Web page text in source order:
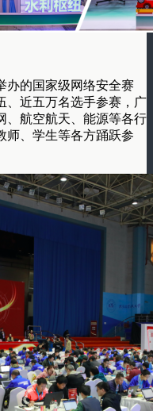
办的国家级网络安全赛
、近五万名选手参赛，广
、航空航天、能源等各行
师、学生等各方踊跃参